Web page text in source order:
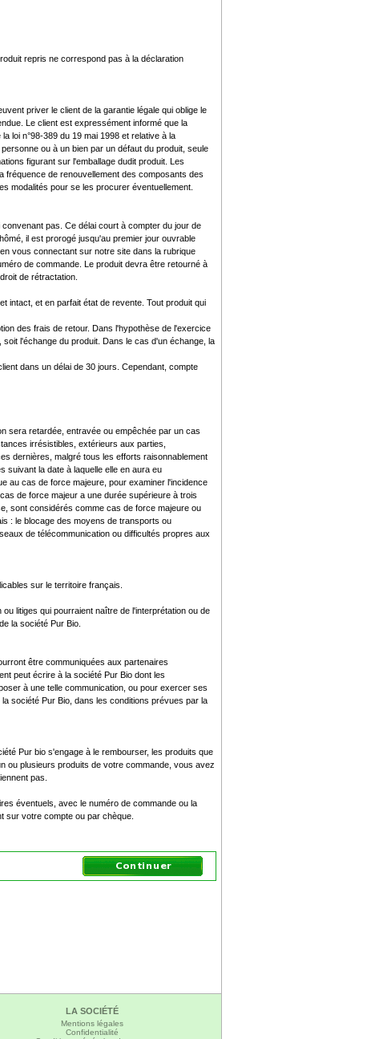
repris ne correspond pas à la déclaration
priver le client de la garantie légale qui oblige le
Le client est expressément informé que la
loi n°98-389 du 19 mai 1998 et relative à la
ou à un bien par un défaut du produit, seule
figurant sur l'emballage dudit produit. Les
fréquence de renouvellement des composants des
modalités pour se les procurer éventuellement.
pas. Ce délai court à compter du jour de
il est prorogé jusqu'au premier jour ouvrable
vous connectant sur notre site dans la rubrique
de commande. Le produit devra être retourné à
de rétractation.
intact, et en parfait état de revente. Tout produit qui
des frais de retour. Dans l'hypothèse de l'exercice
l'échange du produit. Dans le cas d'un échange, la
dans un délai de 30 jours. Cependant, compte
sera retardée, entravée ou empêchée par un cas
irrésistibles, extérieurs aux parties,
dernières, malgré tous les efforts raisonnablement
suivant la date à laquelle elle en aura eu
au cas de force majeure, pour examiner l'incidence
de force majeur a une durée supérieure à trois
sont considérés comme cas de force majeure ou
: le blocage des moyens de transports ou
de télécommunication ou difficultés propres aux
sur le territoire français.
litiges qui pourraient naître de l'interprétation ou de
la société Pur Bio.
être communiquées aux partenaires
peut écrire à la société Pur Bio dont les
à une telle communication, ou pour exercer ses
société Pur Bio, dans les conditions prévues par la
Pur bio s'engage à le rembourser, les produits que
ou plusieurs produits de votre commande, vous avez
pas.
éventuels, avec le numéro de commande ou la
sur votre compte ou par chèque.
LA SOCIÉTÉ
Mentions légales
Confidentialité